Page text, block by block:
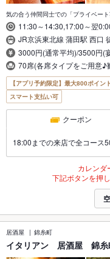
気の合う仲間同士での「プライベート
11:30～14:30,17:00～翌
JR京浜東北線 蒲田駅 西口
3000円(通常平均)/3500円(
70席(各席タイプをご用意♪
【アプリ予約限定】最大800ポイン
スマート支払い可
クーポン
18:00までの来店で全コース
カレンダ
下記ボタンを押
居酒屋 錦糸町
イタリアン 居酒屋 錦糸